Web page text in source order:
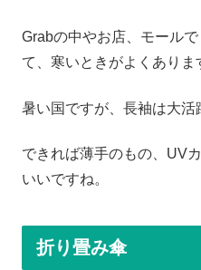
Grabの中やお店、モール
て、寒いときがよくありま
暑い国ですが、長袖は大活
できれば薄手のもの、UV
いいですね。
折り畳み傘